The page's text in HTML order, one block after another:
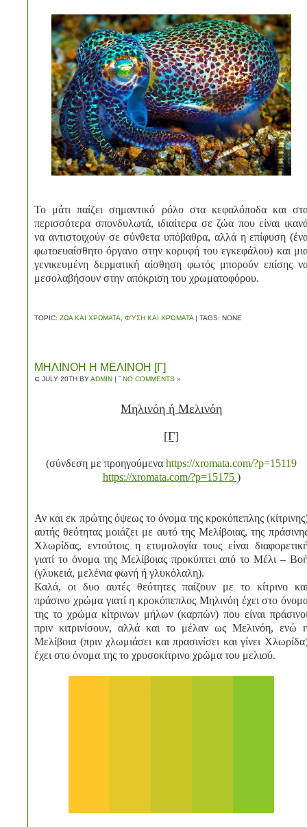
Το μάτι παίζει σημαντικό ρόλο στα κεφαλόποδα και
περισσότερα σπονδυλωτά, ιδιαίτερα σε ζώα που είναι
να αντιστοιχούν σε σύνθετα υπόβαθρα, αλλά η επίφυση
φωτοευαίσθητο όργανο στην κορυφή του εγκεφάλου) και
γενικευμένη δερματική αίσθηση φωτός μπορούν επίσης
μεσολαβήσουν στην απόκριση του χρωματοφόρου.
TOPIC: ΖΩΑ ΚΑΙ ΧΡΩΜΑΤΑ ΦΎΣΗ ΚΑΙ ΧΡΏΜΑΤΑ | TAGS: NONE
ΜΗΛΙΝΟΗ Η ΜΕΛΙΝΟΗ [Γ]
⊆ JULY 20TH BYADMIN | ˜NO COMMENTS »
Μηλινόη ή Μελινόη
[Γ]
(σύνδεση με προηγούμενα https://xromata.com/?p=15119
https://xromata.com/?p=15175)
Αν και εκ πρώτης όψεως το όνομα της κροκόπεπλης
αυτής θεότητας μοιάζει με αυτό της Μελίβοιας, της
Χλωρίδας, εντούτοις η ετυμολογία τους είναι
γιατί το όνομα της Μελίβοιας προκύπτει από το Μέλι –
(γλυκειά, μελένια φωνή ή γλυκόλαλη).
Καλά, οι δυο αυτές θεότητες παίζουν με το κίτρινο
πράσινο χρώμα γιατί η κροκόπεπλος Μηλινόη έχει στο
της το χρώμα κίτρινων μήλων (καρπών) που είναι
πριν κιτρινίσουν, αλλά και το μέλαν ως Μελινόη, ενώ
Μελίβοια (πριν χλωμιάσει και πρασινίσει και γίνει
έχει στο όνομα της το χρυσοκίτρινο χρώμα του μελιού.